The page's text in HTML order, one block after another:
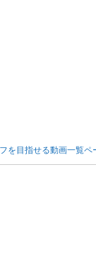
を目指せる動画一覧ペ